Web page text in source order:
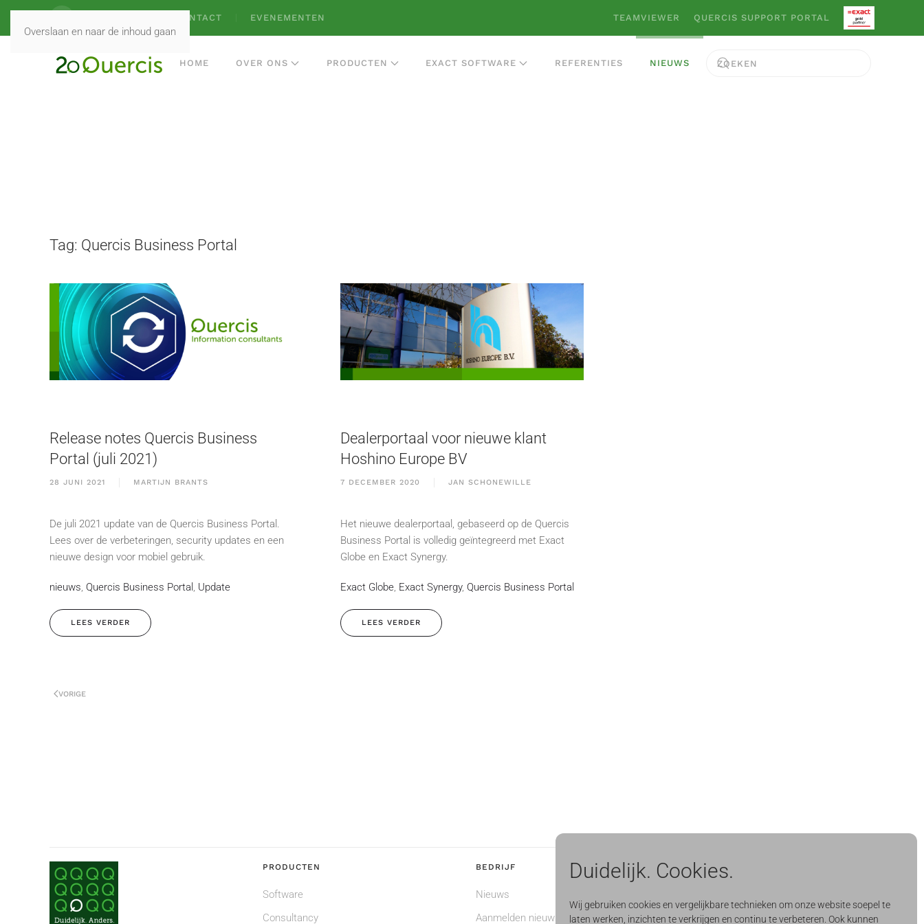
Duidelijk. Cookies.
Wij gebruiken cookies en vergelijkbare technieken om onze website soepel te
laten werken, inzichten te verkrijgen en continu te verbeteren. Ook kunnen
Overslaan en naar de inhoud gaan
CONTACT EVENEMENTEN TEAMVIEWER QUERCIS SUPPORT PORTAL
HOME OVER ONS PRODUCTEN EXACT SOFTWARE REFERENTIES NIEUWS
Tag: Quercis Business Portal
Release notes Quercis Business
Portal (juli 2021)
28 JUNI 2021 MARTIJN BRANTS
De juli 2021 update van de Quercis Business Portal.
Lees over de verbeteringen, security updates en een
nieuwe design voor mobiel gebruik.
nieuws, Quercis Business Portal , Update
LEES VERDER
Dealerportaal voor nieuwe klant
Hoshino Europe BV
7 DECEMBER 2020 JAN SCHONEWILLE
Het nieuwe dealerportaal, gebaseerd op de Quercis
Business Portal is volledig geïntegreerd met Exact
Globe en Exact Synergy.
Exact Globe, Exact Synergy,Quercis Business Portal
LEES VERDER
VORIGE
PRODUCTEN
Software
Consultancy
BEDRIJF
Nieuws
Aanmelden nieuwsbrief
CONTACT & SUPPORT